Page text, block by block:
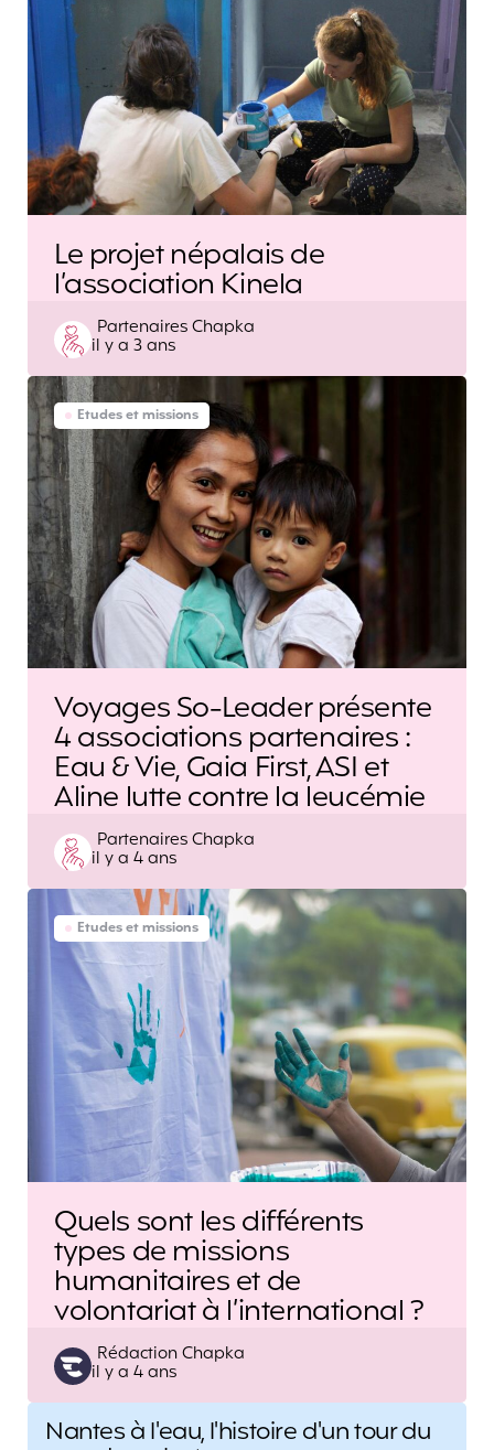
Le projet népalais de
l’association Kinela
Posted
by
Partenaires Chapka
il y a 3 ans
Etudes et missions
Voyages So-Leader présente
4 associations partenaires :
Eau & Vie, Gaia First, ASI et
Aline lutte contre la leucémie
Posted
by
Partenaires Chapka
il y a 4 ans
Etudes et missions
Quels sont les différents
types de missions
humanitaires et de
volontariat à l’international ?
Posted
by
Rédaction Chapka
il y a 4 ans
Post
Nantes à l'eau, l'histoire d'un tour du